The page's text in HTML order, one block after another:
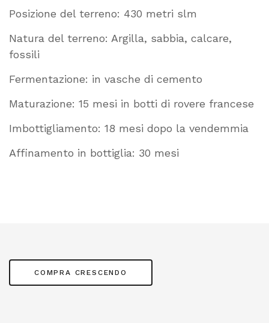
Posizione del terreno: 430 metri slm
Natura del terreno: Argilla, sabbia, calcare,
fossili
Fermentazione: in vasche di cemento
Maturazione: 15 mesi in botti di rovere francese
Imbottigliamento: 18 mesi dopo la vendemmia
Affinamento in bottiglia: 30 mesi
COMPRA CRESCENDO